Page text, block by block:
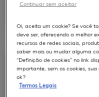
An Evaluation of
SkinEthicTM
predicting
Oi, aceita um cookie? Se você
deve ser, oferecendo a melhor
recursos de redes sociais,
saber mais ou mudar alguma
“Definição de cookies” no link
importante, sem os cookies,
ok?
Termos Legais
Continuar sem aceitar